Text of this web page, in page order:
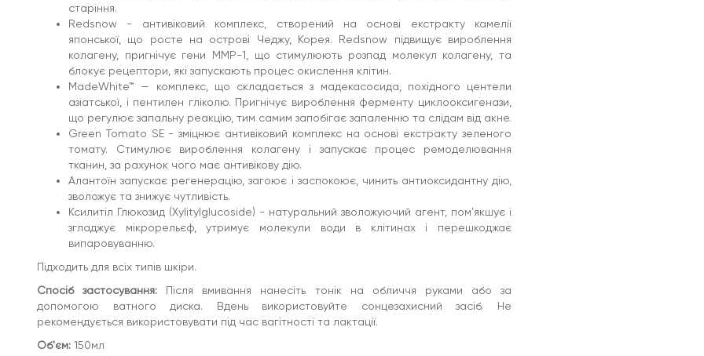
Підходить для всіх типів шкіри.
Спосіб застосування: Після вмивання нанесіть тонік на
обличчя руками або за допомогою ватного диска.
Вдень використовуйте сонцезахисний засіб. Не
рекомендується використовувати під час вагітності та
лактації.
Об'єм:150мл
старіння.
Redsnow - антивіковий комплекс, створений на основі екстракту камелії
японської, що росте на острові Чеджу, Корея. Redsnow підвищує вироблення
колагену, пригнічує гени MMP-1, що стимулюють розпад молекул колагену, та
блокує рецептори, які запускають процес окислення клітин.
MadeWhite™ — комплекс, що складається з мадекасосида, похідного центели
азіатської, і пентилен гліколю. Пригнічує вироблення ферменту циклооксигенази,
що регулює запальну реакцію, тим самим запобігає запаленню та слідам від акне.
Green Tomato SE - зміцнює антивіковий комплекс на основі екстракту зеленого
томату. Стимулює вироблення колагену і запускає процес ремоделювання
тканин, за рахунок чого має антивікову дію.
Алантоїн запускає регенерацію, загоює і заспокоює, чинить антиоксидантну дію,
зволожує та знижує чутливість.
Ксилитіл Глюкозид (Xylitylglucoside) - натуральний зволожуючий агент, пом'якшує і
згладжує мікрорельєф, утримує молекули води в клітинах і перешкоджає
випаровуванню.
Підходить для всіх типів шкіри.
Спосіб застосування: Після вмивання нанесіть тонік на обличчя руками або за
допомогою ватного диска. Вдень використовуйте сонцезахисний засіб. Не
рекомендується використовувати під час вагітності та лактації.
Об'єм: 150мл